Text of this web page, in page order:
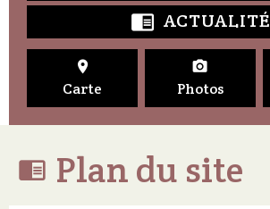
 ACTUALITÉ

Carte

Photos
 Plan du site